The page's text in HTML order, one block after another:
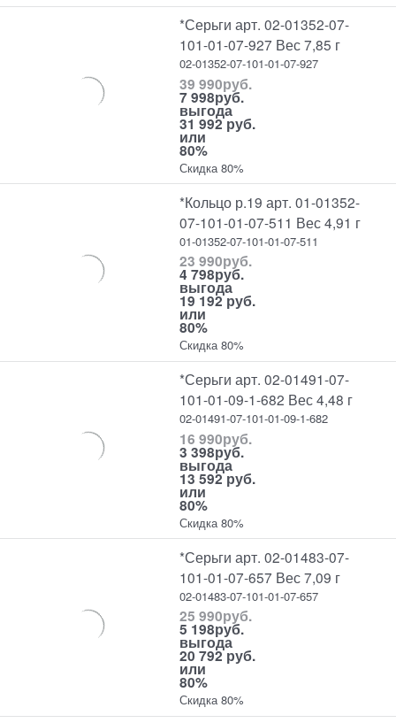
*Серьги арт. 02-01352-07-
101-01-07-927 Вес 7,85 г
02-01352-07-101-01-07-927
39 990руб.
7 998руб.
выгода
31 992 руб.
или
80%
Скидка 80%
*Кольцо р.19 арт. 01-01352-
07-101-01-07-511 Вес 4,91 г
01-01352-07-101-01-07-511
23 990руб.
4 798руб.
выгода
19 192 руб.
или
80%
Скидка 80%
*Серьги арт. 02-01491-07-
101-01-09-1-682 Вес 4,48 г
02-01491-07-101-01-09-1-682
16 990руб.
3 398руб.
выгода
13 592 руб.
или
80%
Скидка 80%
*Серьги арт. 02-01483-07-
101-01-07-657 Вес 7,09 г
02-01483-07-101-01-07-657
25 990руб.
5 198руб.
выгода
20 792 руб.
или
80%
Скидка 80%